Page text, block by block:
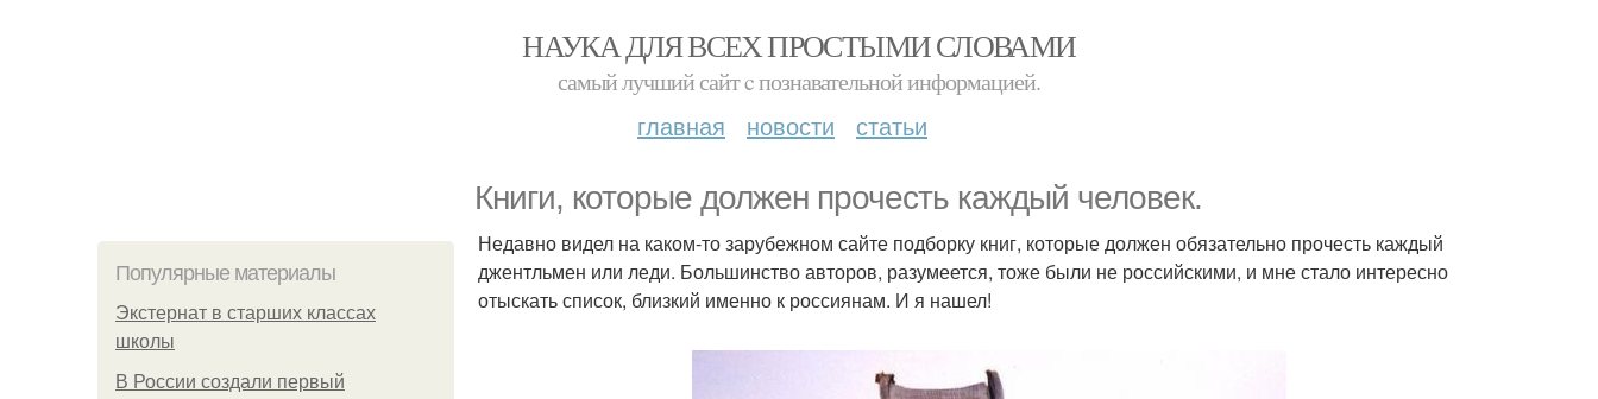
НАУКА ДЛЯ ВСЕХ ПРОСТЫМИ СЛОВАМИ
самый лучший сайт c познавательной информацией.
главная новости статьи
Книги, которые должен прочесть каждый человек.
Популярные материалы
Экстернат в старших классах
школы
В России создали первый
Недавно видел на каком-то зарубежном сайте подборку книг, которые должен обязательно прочесть каждый
джентльмен или леди. Большинство авторов, разумеется, тоже были не российскими, и мне стало интересно
отыскать список, близкий именно к россиянам. И я нашел!